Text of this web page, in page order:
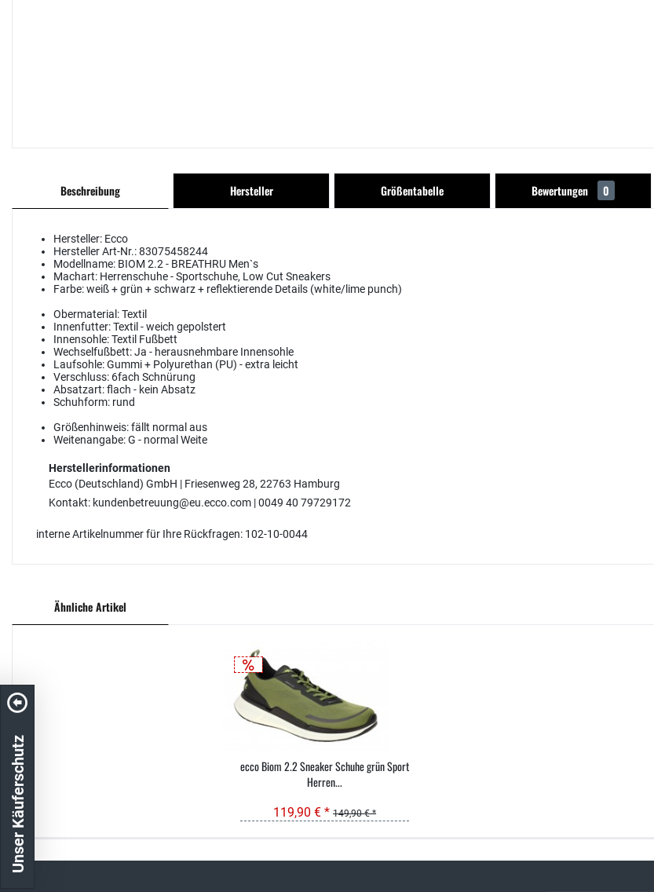
Beschreibung Hersteller Größentabelle Bewertungen 0
Hersteller: Ecco
Hersteller Art-Nr.:83075458244
Modellname: BIOM 2.2 - BREATHRU Men`s
Machart: Herrenschuhe - Sportschuhe, Low Cut Sneakers
Farbe:weiß + grün + schwarz + reflektierende Details (white/lime punch)
Obermaterial:Textil
Innenfutter:Textil - weich gepolstert
Innensohle:Textil Fußbett
Wechselfußbett:Ja - herausnehmbare Innensohle
Laufsohle:Gummi + Polyurethan (PU) - extra leicht
Verschluss: 6fach Schnürung
Absatzart:flach - kein Absatz
Schuhform: rund
Größenhinweis:fällt normal aus
Weitenangabe:G - normal Weite
Herstellerinformationen
Ecco (Deutschland) GmbH | Friesenweg 28, 22763 Hamburg
Kontakt: kundenbetreuung@eu.ecco.com | 0049 40 79729172
interne Artikelnummer für Ihre Rückfragen: 102-10-0044
Ähnliche Artikel
ecco Biom 2.2 Sneaker Schuhe grün Sport
Herren...
119,90 € * 149,90 € *
Unser Käuferschutz